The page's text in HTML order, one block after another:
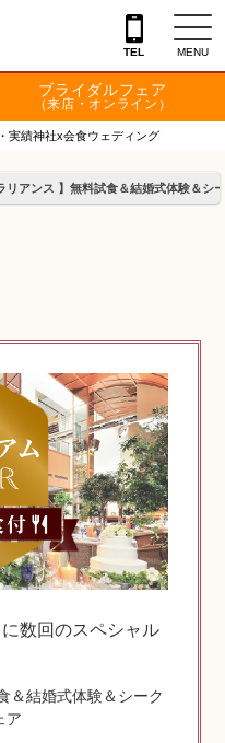
TEL MENU
ブライダルフェア
（来店・オンライン）
実績神社x会食ウェディング
リアンス 】無料試食＆結婚式体験＆
数回のスペシャル
＆結婚式体験＆シーク
ア